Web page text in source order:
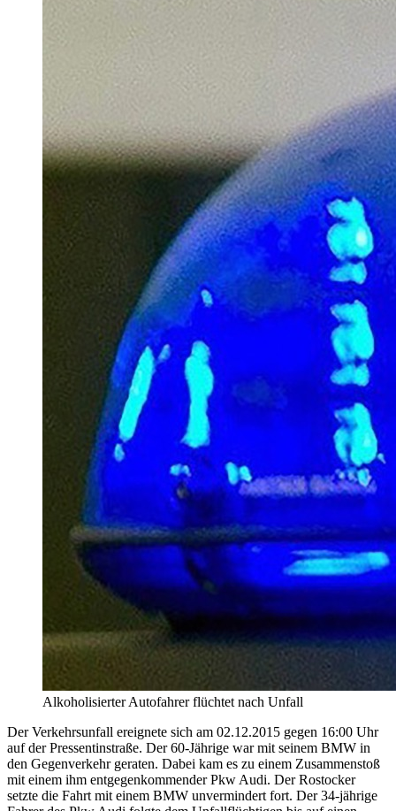
Alkoholisierter Autofahrer flüchtet nach Unfall
Der Verkehrsunfall ereignete sich am 02.12.2015 gegen 16:00 Uhr
auf der Pressentinstraße. Der 60-Jährige war mit seinem BMW in
den Gegenverkehr geraten. Dabei kam es zu einem Zusammenstoß
mit einem ihm entgegenkommender Pkw Audi. Der Rostocker
setzte die Fahrt mit einem BMW unvermindert fort. Der 34-jährige